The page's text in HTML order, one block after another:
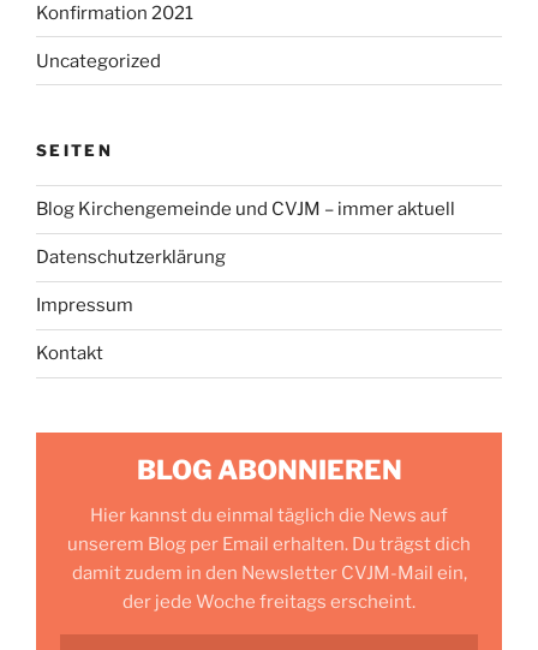
Konfirmation 2021
Uncategorized
SEITEN
Blog Kirchengemeinde und CVJM – immer aktuell
Datenschutzerklärung
Impressum
Kontakt
BLOG ABONNIEREN
Hier kannst du einmal täglich die News auf
unserem Blog per Email erhalten. Du trägst dich
damit zudem in den Newsletter CVJM-Mail ein,
der jede Woche freitags erscheint.